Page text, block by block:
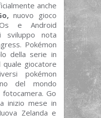
anche
nuovo gioco
e Android
nota
Pokémon
della serie in
giocatore
pokémon
del mondo
fotocamera. Go
inizio mese in
Zelanda e